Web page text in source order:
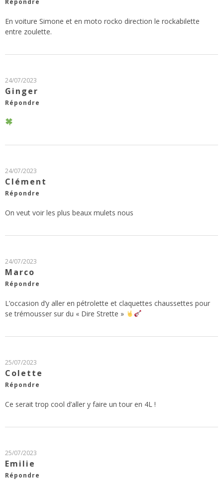
En voiture Simone et en moto rocko direction le rockabilette
entre zoulette.
24/07/2023
Ginger
Répondre
24/07/2023
Clément
Répondre
On veut voir les plus beaux mulets nous
24/07/2023
Marco
Répondre
L’occasion d’y aller en pétrolette et claquettes chaussettes pour
se trémousser sur du « Dire Strette »
25/07/2023
Colette
Répondre
Ce serait trop cool d’aller y faire un tour en 4L !
25/07/2023
Emilie
Répondre